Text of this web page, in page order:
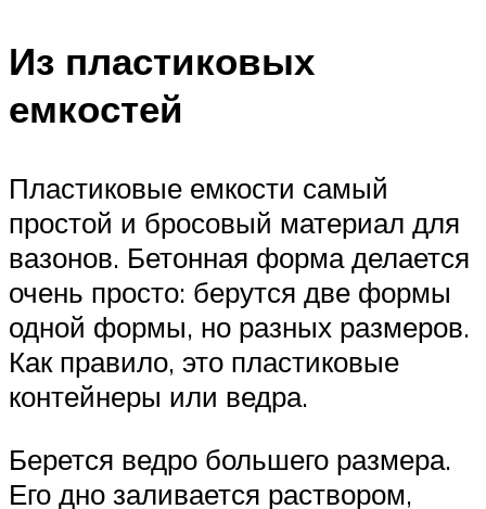
Из пластиковых
емкостей
Пластиковые емкости самый
простой и бросовый материал для
вазонов. Бетонная форма делается
очень просто: берутся две формы
одной формы, но разных размеров.
Как правило, это пластиковые
контейнеры или ведра.
Берется ведро большего размера.
Его дно заливается раствором,